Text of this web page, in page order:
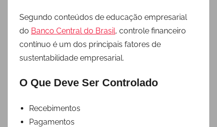
Segundo conteúdos de educação empresarial
do Banco Central do Brasil, controle financeiro
contínuo é um dos principais fatores de
sustentabilidade empresarial.
O Que Deve Ser Controlado
Recebimentos
Pagamentos